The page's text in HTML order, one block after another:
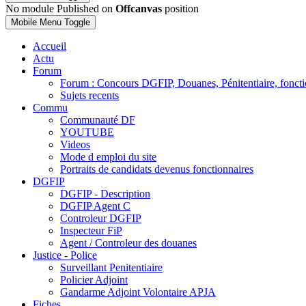
No module Published on Offcanvas position
Mobile Menu Toggle
Accueil
Actu
Forum
Forum : Concours DGFIP, Douanes, Pénitentiaire,
Sujets recents
Commu
Communauté DF
YOUTUBE
Videos
Mode d emploi du site
Portraits de candidats devenus fonctionnaires
DGFIP
DGFIP - Description
DGFIP Agent C
Controleur DGFIP
Inspecteur FiP
Agent / Controleur des douanes
Justice - Police
Surveillant Penitentiaire
Policier Adjoint
Gandarme Adjoint Volontaire APJA